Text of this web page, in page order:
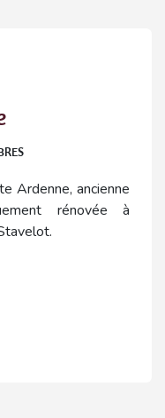
Ardenne, ancienne